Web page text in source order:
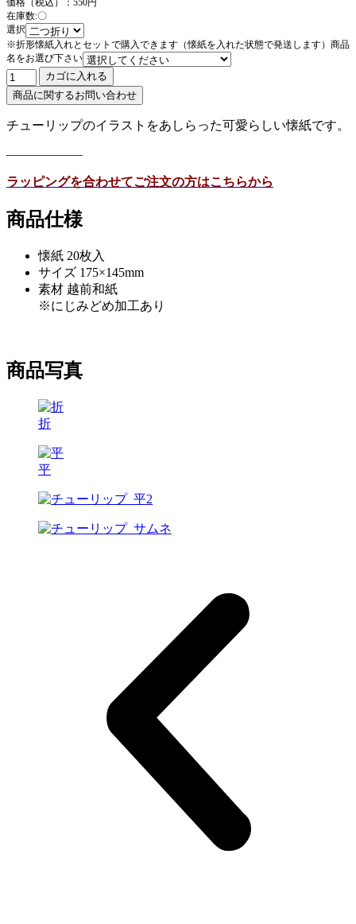
価格（税込）：550円
在庫数:〇
選択
※折形懐紙入れとセットで購入できます（懐紙を入れた状態で発送します）商品
名をお選び下さい
チューリップのイラストをあしらった可愛らしい懐紙です。
——————
ラッピングを合わせてご注文の方はこちらから
商品仕様
懐紙 20枚入
サイズ 175×145mm
素材 越前和紙
※にじみどめ加工あり
商品写真
折
平